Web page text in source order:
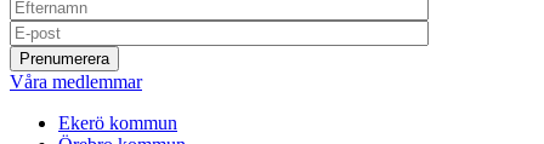
Våra medlemmar
Ekerö kommun